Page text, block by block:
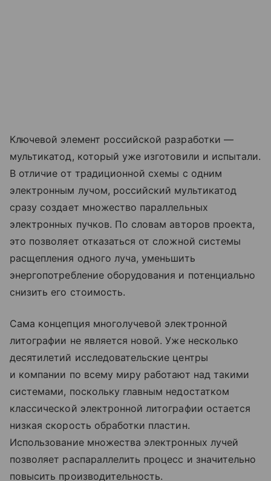
Ключевой элемент российской разработки —
мультикатод, который уже изготовили и испытали.
В отличие от традиционной схемы с одним
электронным лучом, российский мультикатод
сразу создает множество параллельных
электронных пучков. По словам авторов проекта,
это позволяет отказаться от сложной системы
расщепления одного луча, уменьшить
энергопотребление оборудования и потенциально
снизить его стоимость.
Сама концепция многолучевой электронной
литографии не является новой. Уже несколько
десятилетий исследовательские центры
и компании по всему миру работают над такими
системами, поскольку главным недостатком
классической электронной литографии остается
низкая скорость обработки пластин.
Использование множества электронных лучей
позволяет распараллелить процесс и значительно
повысить производительность.